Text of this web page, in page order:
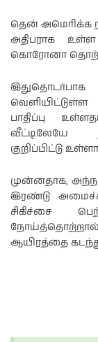
தென் அமெரிக்க
அதிபராக
கொரோனா
பாதிப்பு
வீட்டிலேயே
குறிப்பிட்டு
முன்னதாக,
இரண்டு
சிகிச்சை
நோய்த்தொற்றால்
ஆயிரத்தை